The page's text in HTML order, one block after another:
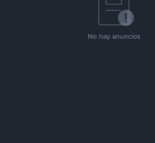
No hay anuncios